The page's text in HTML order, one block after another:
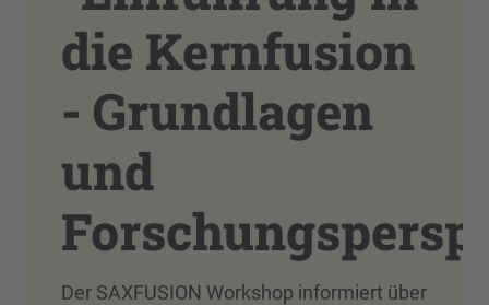
die Kernfusion
- Grundlagen
und
Der SAXFUSION Workshop informiert über